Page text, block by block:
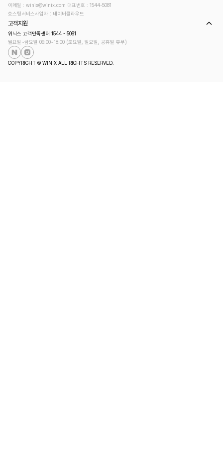
이메일 : winix@winix.com 대표번호 : 1544-5081
호스팅서비스사업자 : 네이버클라우드
고객지원
위닉스 고객만족센터 1544 - 5081
월요일~금요일 09:00~18:00 (토요일, 일요일, 공휴일 휴무)
COPYRIGHT © WINIX ALL RIGHTS RESERVED.